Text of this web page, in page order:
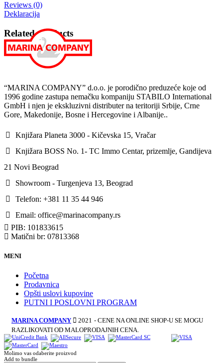
Reviews (0)
Deklaracija
Related products
“MARINA COMPANY” d.o.o. je porodično preduzeće koje od
1996 godine zastupa nemačku kompaniju STABILO International
GmbH i njen je ekskluzivni distributer na teritoriji Srbije, Crne
Gore, Makedonije, Bosne i Hercegovine i Albanije..
Knjižara Planeta 3000 - Kičevska 15, Vračar
Knjižara BOSS No. 1- TC Immo Centar, prizemlje, Gandijeva
21 Novi Beograd
Showroom - Turgenjeva 13, Beograd
Telefon: +381 11 35 44 946
Email: office@marinacompany.rs
PIB: 101833615
Matični br: 07813368
MENI
Početna
Prodavnica
Opšti uslovi kupovine
PUTNI I POSLOVNI PROGRAM
MARINA COMPANY 2021 - CENE NA ONLINE SHOP-U SE MOGU
RAZLIKOVATI OD MALOPRODAJNIH CENA.
Molimo vas odaberite proizvod
Add to bundle